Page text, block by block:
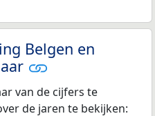
Belgen en
van de cijfers te
de jaren te bekijken: